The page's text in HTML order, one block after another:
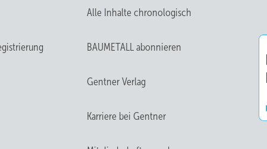
Alle Inhalte chronologisch
BAUMETALL abonnieren
Gentner Verlag
Karriere bei Gentner